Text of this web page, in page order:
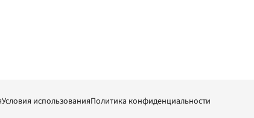
Условия использованияПолитика конфиденциальности